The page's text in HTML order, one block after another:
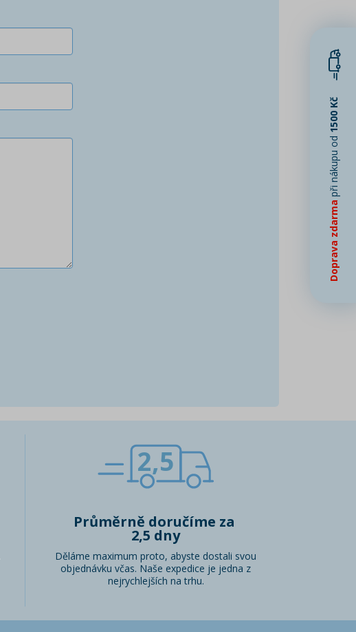
2,5
Průměrně doručíme za
2,5 dny
Děláme maximum proto, abyste dostali svou
objednávku včas. Naše expedice je jedna z
nejrychlejších na trhu.
Doprava zdarma
při nákupu od
1500 Kč